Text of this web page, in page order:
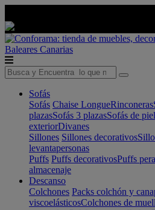
Baleares Canarias
Sofás
Sofás Chaise LongueRinconeras
plazasSofás 3 plazasSofás de piel
exteriorDivanes
Sillones Sillones decorativos
levantapersonas
Puffs Puffs decorativosPuffs pera
almacenaje
Descanso
Colchones Packs colchón y
viscoelásticosColchones de